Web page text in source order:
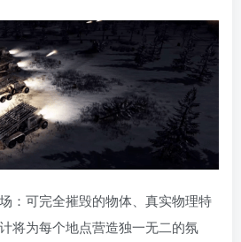
：可完全摧毁的物体、真实物理特
将为每个地点营造独一无二的氛